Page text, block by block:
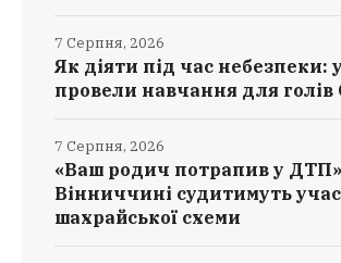
Як діяти під час небезпеки:
провели навчання для голів
7 Серпня, 2026
«Ваш родич потрапив у
Вінниччині судитимуть
шахрайської схеми
7 Серпня, 2026